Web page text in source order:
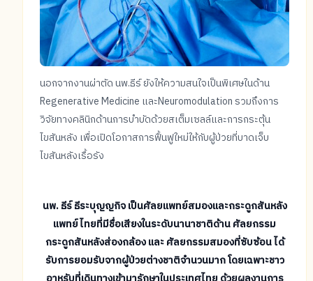
นอกจากงานผ่าตัด นพ.ธีร์ ยังให้ความสนใจเป็นพิเศษในด้าน
Regenerative Medicine และNeuromodulation รวมถึงการ
วิจัยทางคลินิกด้านการบำบัดด้วยสเต็มเซลล์และการกระตุ้น
ไขสันหลัง เพื่อเปิดโอกาสการฟื้นฟูใหม่ให้กับผู้ป่วยที่บาดเจ็บ
ไขสันหลังเรื้อรัง
นพ. ธีร์ ธีระบุญญกิจ เป็นศัลยแพทย์สมองและกระดูกสันหลัง
แพทย์ไทยที่มีชื่อเสียงในระดับนานาชาติด้าน ศัลยกรรม
กระดูกสันหลังส่องกล้อง และ ศัลยกรรมสมองที่ซับซ้อน ได้
รับการยอมรับจากผู้ป่วยต่างชาติจำนวนมาก โดยเฉพาะชาว